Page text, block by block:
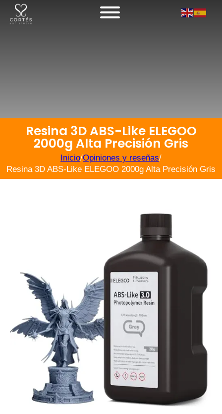
Resina 3D ABS-Like ELEGOO
2000g Alta Precisión Gris
Inicio/Opiniones y reseñas/
Resina 3D ABS-Like ELEGOO 2000g Alta Precisión Gris